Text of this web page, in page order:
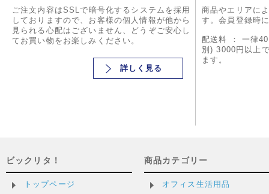
ご注文内容はSSLで暗号化するシステムを採用
しておりますので、お客様の個人情報が他から
見られる心配はございません、どうぞご安心し
てお買い物をお楽しみください。
詳しく見る
商品やエリアに
す。会員登録時
配送料 ： 一律
別) 3000円以上
ます。
ビックリタ！
トップページ
商品カテゴリー
オフィス生活用品